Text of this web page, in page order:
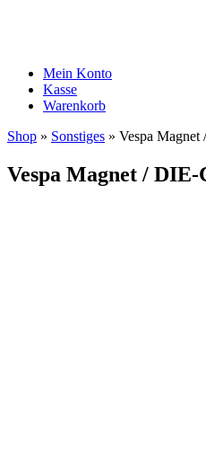
Mein Konto
Kasse
Warenkorb
Shop » Sonstiges » Vespa
Vespa Magnet /